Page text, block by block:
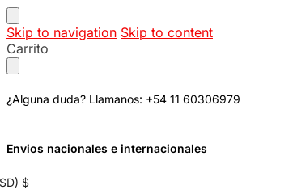
Skip to navigation Skip to content
Carrito
¿Alguna duda? Llamanos: +54 11 60306979
Envios nacionales e internacionales
$